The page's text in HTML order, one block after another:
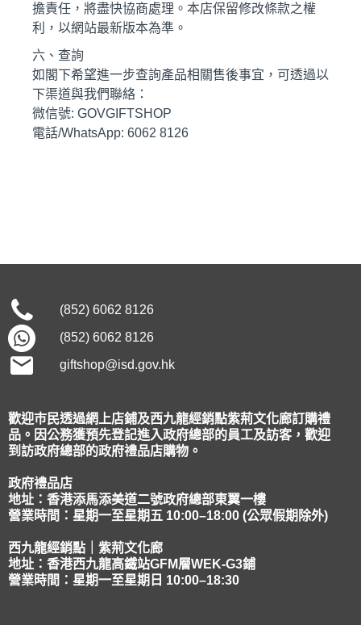
擔責任，將盡快協商處理。本店保留修改條款之權
利，以網站最新版本為準。
六、查詢
如閣下希望進一步查詢產品相關售後事宜，可透過以
下渠道與我們聯絡：
微信號: GOVGIFTSHOP
電話/WhatsApp: 6062 8126
(852) 6062 8126
(852) 6062 8126
giftshop@isd.gov.hk
歡迎巿民透過網上店鋪及西九龍經銷點紫荊文化廊訂購禮
品。因公務獲預先登記進入政府總部的員工及訪客，歡迎
到訪政府總部的政府禮品店購物。
政府禮品店
地址：香港添馬添美道二號政府總部東翼一樓
營業時間：星期一至星期五 10:00–18:00 (公眾假期除外)
西九龍經銷點｜紫荊文化廊
地址：香港西九龍高鐵站GFM層WEK-G3鋪
營業時間：星期一至星期日 10:00–18:30